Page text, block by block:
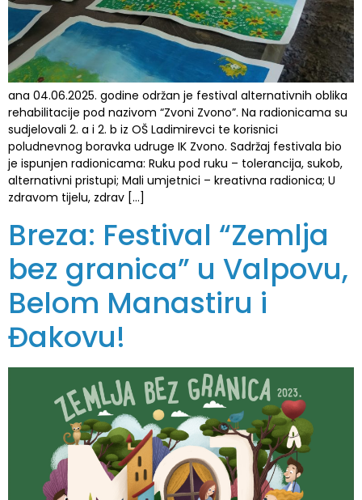
ana 04.06.2025. godine održan je festival alternativnih oblika
rehabilitacije pod nazivom “Zvoni Zvono”. Na radionicama su
sudjelovali 2. a i 2. b iz OŠ Ladimirevci te korisnici
poludnevnog boravka udruge IK Zvono. Sadržaj festivala bio
je ispunjen radionicama: Ruku pod ruku – tolerancija, sukob,
alternativni pristupi; Mali umjetnici – kreativna radionica; U
zdravom tijelu, zdrav […]
Breza: Festival “Zemlja
bez granica” u Valpovu,
Belom Manastiru i
Đakovu!